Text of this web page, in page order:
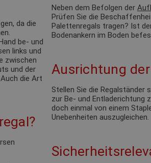
da die
be- und
links und
zwischen
und der
die Art
Neben dem Befolgen der
Prüfen Sie die
Palettenregals tragen? Ist
Bodenankern im Boden
Ausrichtung
Stellen Sie die Regalständer
zur Be- und Entladerichtung
doch einmal von einem
Unebenheiten auszugleichen.